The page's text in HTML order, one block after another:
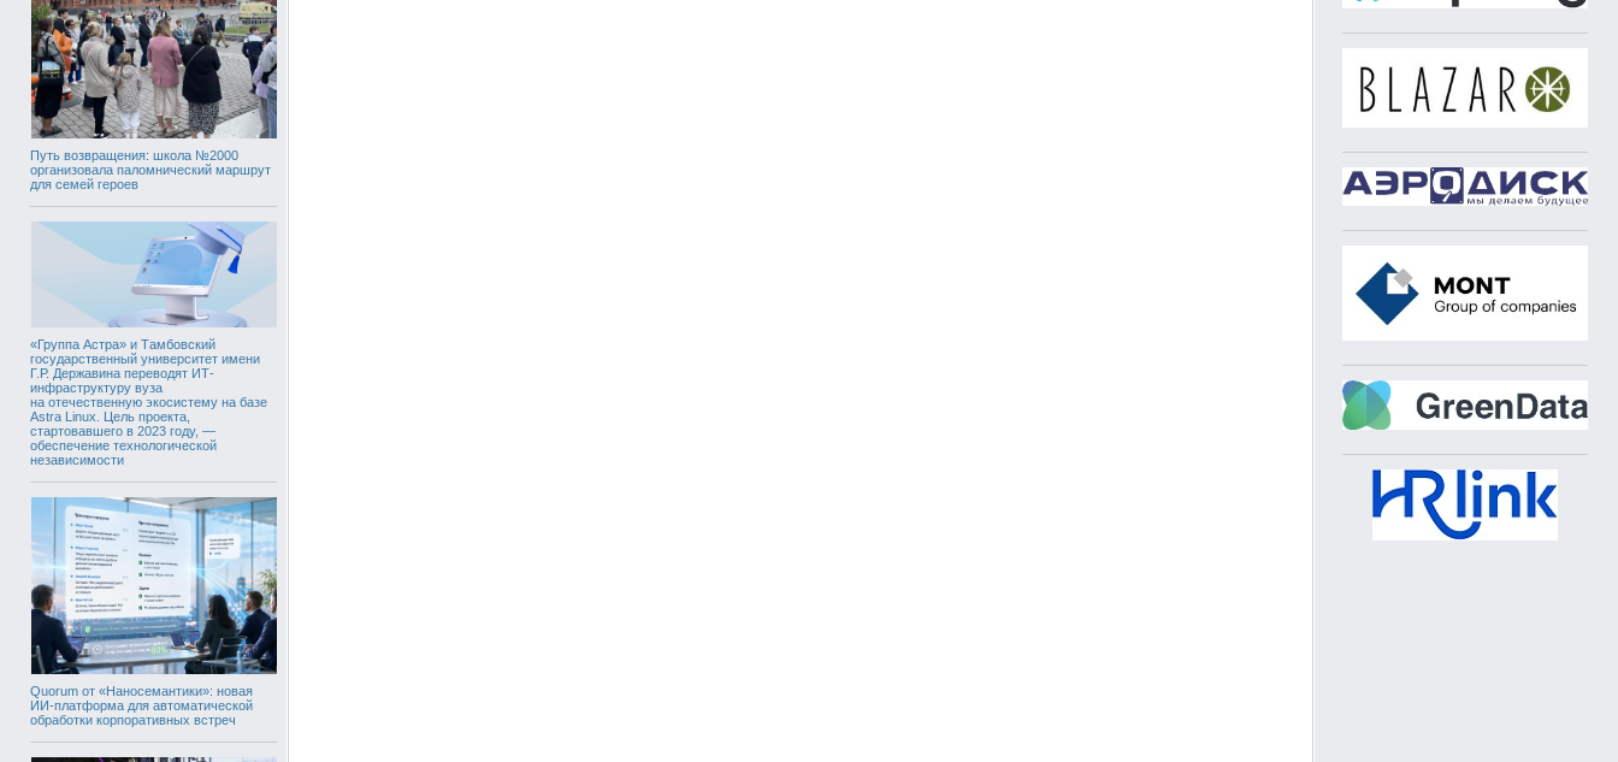
Путь возвращения: школа №2000
организовала паломнический маршрут
для семей героев
«Группа Астра» и Тамбовский
государственный университет имени
Г.Р. Державина переводят ИТ-
инфраструктуру вуза
на отечественную экосистему на базе
Astra Linux. Цель проекта,
стартовавшего в 2023 году, —
обеспечение технологической
независимости
Quorum от «Наносемантики»: новая
ИИ-платформа для автоматической
обработки корпоративных встреч